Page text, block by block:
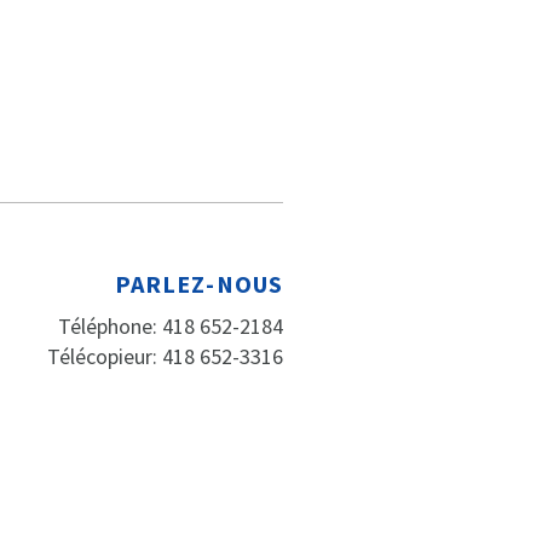
PARLEZ-NOUS
Téléphone: 418 652-2184
Télécopieur: 418 652-3316